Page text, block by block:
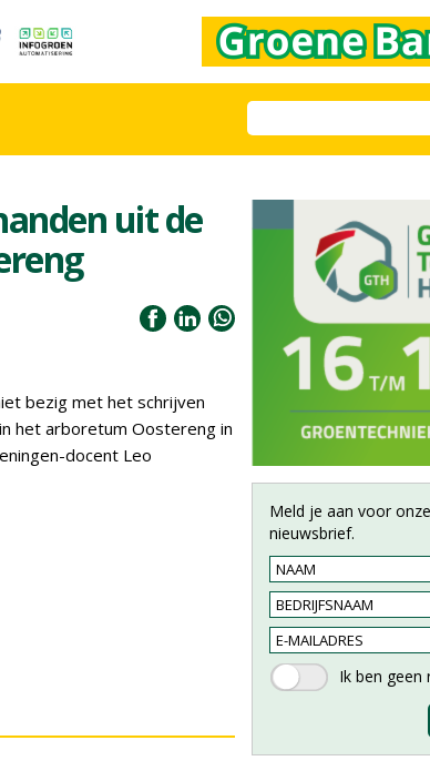
uit de
bezig met het schrijven
het arboretum Oostereng in
docent Leo
Meld je aan voor
nieuwsbrief.